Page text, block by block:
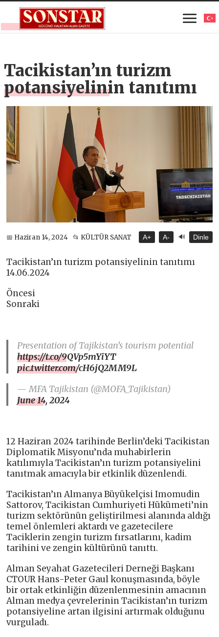
Tacikistan’ın turizm
potansiyelinin tanıtımı
📅 Haziran 14, 2024 📂 KÜLTÜR SANAT A+ A- 🔊 Dinle
Tacikistan’ın turizm potansiyelinin tanıtımı
14.06.2024
Öncesi
Sonraki
Presentation of Tajikistan’s tourism potential
https://t.co/9QVp5mYiYT
pic.twitter.com/cH6jQ2MM9L
— MFA Tajikistan (@MOFA_Tajikistan)
June 14, 2024
12 Haziran 2024 tarihinde Berlin’deki Tacikistan
Diplomatik Misyonu’nda muhabirlerin
katılımıyla Tacikistan’ın turizm potansiyelini
tanıtmak amacıyla bir etkinlik düzenlendi.
Tacikistan’ın Almanya Büyükelçisi Imomudin
Sattorov, Tacikistan Cumhuriyeti Hükümeti’nin
turizm sektörünün geliştirilmesi alanında aldığı
temel önlemleri aktardı ve gazetecilere
Taciklerin zengin turizm fırsatlarını, kadim
tarihini ve zengin kültürünü tanıttı.
Alman Seyahat Gazetecileri Derneği Başkanı
CTOUR Hans-Peter Gaul konuşmasında, böyle
bir ortak etkinliğin düzenlenmesinin amacının
Alman medya çevrelerinin Tacikistan’ın turizm
potansiyeline artan ilgisini artırmak olduğunu
vurguladı.